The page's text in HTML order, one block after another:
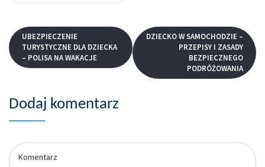
UBEZPIECZENIE
TURYSTYCZNE DLA DZIECKA
– POLISA NA WAKACJE
DZIECKO W SAMOCHODZIE –
PRZEPISY I ZASADY
BEZPIECZNEGO
PODRÓŻOWANIA
Dodaj komentarz